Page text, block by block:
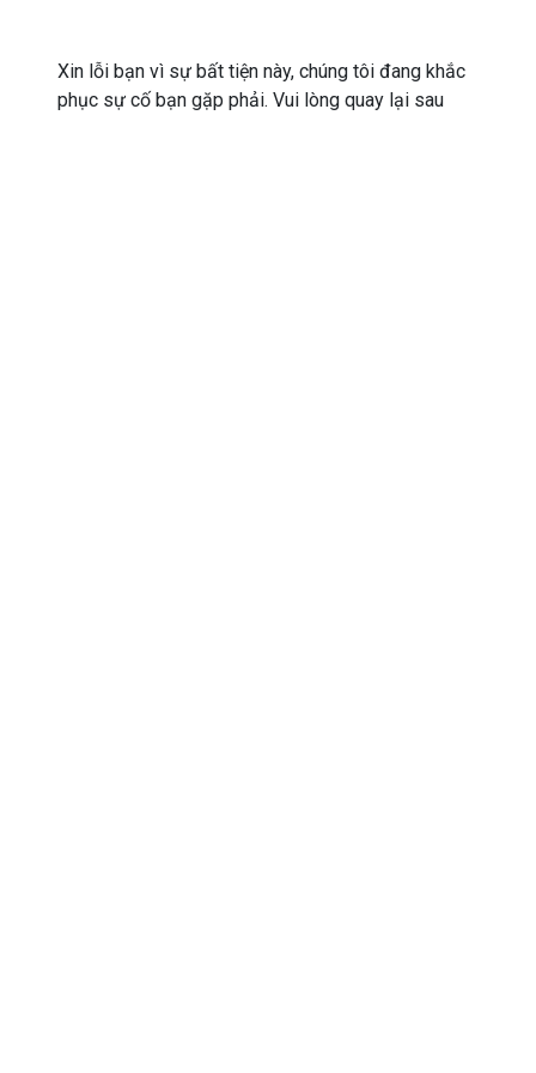
Xin lỗi bạn vì sự bất tiện này, chúng tôi đang khắc
phục sự cố bạn gặp phải. Vui lòng quay lại sau